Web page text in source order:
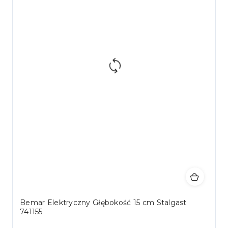
Bemar Elektryczny Głębokość 15 cm Stalgast
741155